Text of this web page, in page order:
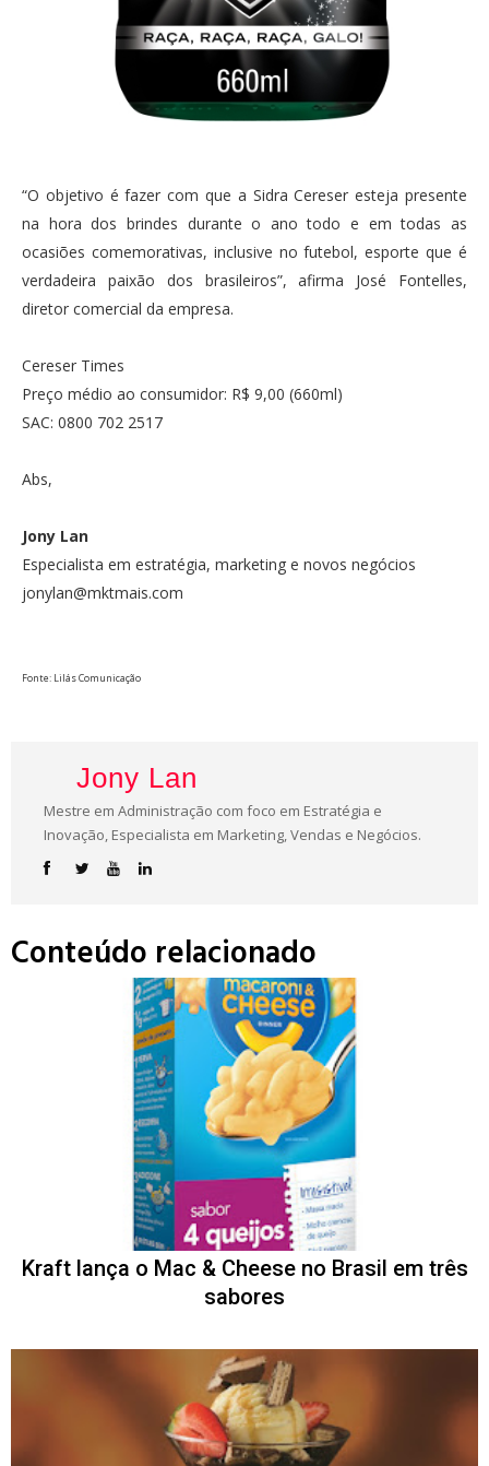
“O objetivo é fazer com que a Sidra Cereser esteja presente
na hora dos brindes durante o ano todo e em todas as
ocasiões comemorativas, inclusive no futebol, esporte que é
verdadeira paixão dos brasileiros”, afirma José Fontelles,
diretor comercial da empresa.
Cereser Times
Preço médio ao consumidor: R$ 9,00 (660ml)
SAC: 0800 702 2517
Abs,
Jony Lan
Especialista em estratégia, marketing e novos negócios
jonylan@mktmais.com
Fonte: Lilás Comunicação
Jony Lan
Mestre em Administração com foco em Estratégia e
Inovação, Especialista em Marketing, Vendas e Negócios.
Conteúdo relacionado
Kraft lança o Mac & Cheese no Brasil em três
sabores